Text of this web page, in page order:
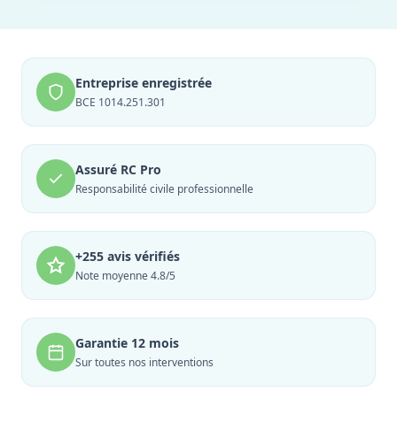
Entreprise enregistrée
BCE 1014.251.301
Assuré RC Pro
Responsabilité civile professionnelle
+255 avis vérifiés
Note moyenne 4.8/5
Garantie 12 mois
Sur toutes nos interventions